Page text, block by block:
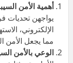
أهمية الأمن
يواجهن تحديات
الإلكتروني،
مما يجعل الأمن
الوعي بالأمن